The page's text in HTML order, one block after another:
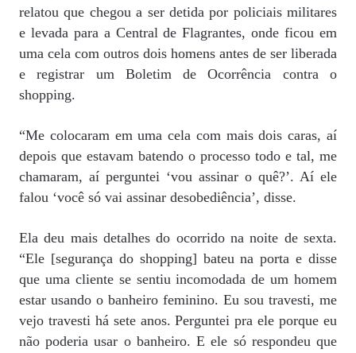
relatou que chegou a ser detida por policiais militares
e levada para a Central de Flagrantes, onde ficou em
uma cela com outros dois homens antes de ser liberada
e registrar um Boletim de Ocorrência contra o
shopping.
“Me colocaram em uma cela com mais dois caras, aí
depois que estavam batendo o processo todo e tal, me
chamaram, aí perguntei ‘vou assinar o quê?’. Aí ele
falou ‘você só vai assinar desobediência’, disse.
Ela deu mais detalhes do ocorrido na noite de sexta.
“Ele [segurança do shopping] bateu na porta e disse
que uma cliente se sentiu incomodada de um homem
estar usando o banheiro feminino. Eu sou travesti, me
vejo travesti há sete anos. Perguntei pra ele porque eu
não poderia usar o banheiro. E ele só respondeu que